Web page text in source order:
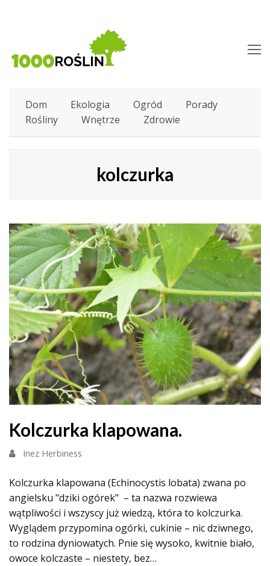
Dom Ekologia Ogród
Porady
Rośliny
Wnętrze Zdrowie
kolczurka
Kolczurka klapowana.
Inez Herbiness
Kolczurka klapowana (Echinocystis lobata) zwana po
angielsku "dziki ogórek" – ta nazwa rozwiewa
wątpliwości i wszyscy już wiedzą, która to kolczurka.
Wyglądem przypomina ogórki, cukinie – nic dziwnego,
to rodzina dyniowatych. Pnie się wysoko, kwitnie biało,
owoce kolczaste – niestety, bez…